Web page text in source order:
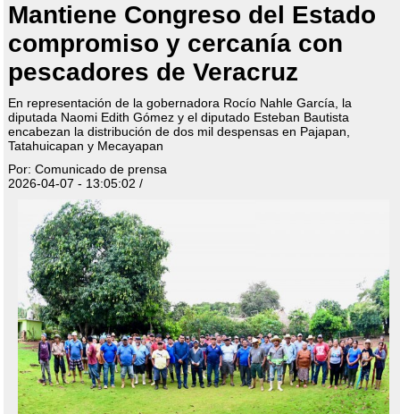
Mantiene Congreso del Estado
compromiso y cercanía con
pescadores de Veracruz
En representación de la gobernadora Rocío Nahle García, la
diputada Naomi Edith Gómez y el diputado Esteban Bautista
encabezan la distribución de dos mil despensas en Pajapan,
Tatahuicapan y Mecayapan
Por: Comunicado de prensa
2026-04-07 - 13:05:02 /